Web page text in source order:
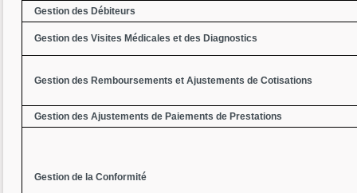
Gestion des Débiteurs
Gestion des Visites Médicales et des Diagnostics
Gestion des Remboursements et Ajustements de Cotisations
Gestion des Ajustements de Paiements de Prestations
Gestion de la Conformité